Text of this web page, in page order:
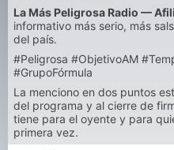
La Más Peligrosa Radio —
informativo más serio, más
del país.
#Peligrosa #ObjetivoAM
#GrupoFórmula
La menciono en dos puntos
del programa y al cierre de
tiene para el oyente y para
primera vez.